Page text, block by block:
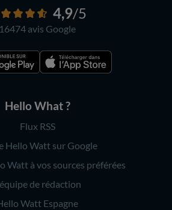
4,9/5
16474 avis Google
Hello What ?
Flux RSS
Hello Watt sur Google
Watt à vos sources préférées
de rédaction
Watt Espagne